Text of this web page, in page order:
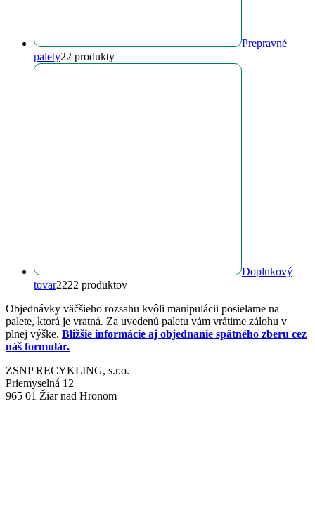
Prepravné
palety22 produkty
Doplnkový
tovar2222 produktov
Objednávky väčšieho rozsahu kvôli manipulácii posielame na
palete, ktorá je vratná. Za uvedenú paletu vám vrátime zálohu v
plnej výške. Bližšie informácie aj objednanie spätného zberu cez
náš formulár.
ZSNP RECYKLING, s.r.o.
Priemyselná 12
965 01 Žiar nad Hronom